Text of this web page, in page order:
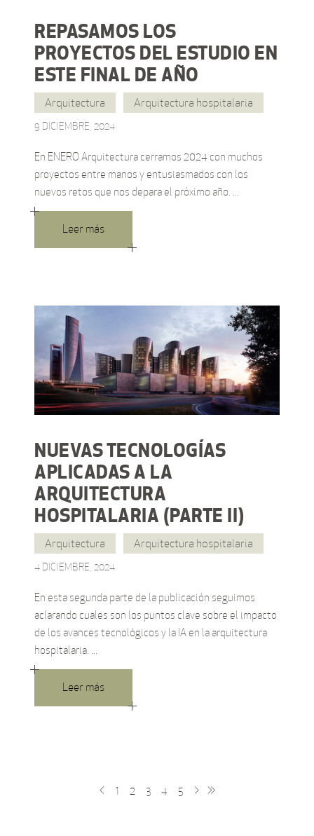
REPASAMOS LOS
PROYECTOS DEL ESTUDIO EN
ESTE FINAL DE AÑO
Arquitectura Arquitectura hospitalaria
9 DICIEMBRE, 2024
En ENERO Arquitectura cerramos 2024 con muchos
proyectos entre manos y entusiasmados con los
nuevos retos que nos depara el próximo año.
Leer más
NUEVAS TECNOLOGÍAS
APLICADAS A LA
ARQUITECTURA
HOSPITALARIA (PARTE II)
Arquitectura Arquitectura hospitalaria
4 DICIEMBRE, 2024
En esta segunda parte de la publicación seguimos
aclarando cuales son los puntos clave sobre el impacto
de los avances tecnológicos y la IA en la arquitectura
hospitalaria.
Leer más
1 2 3 4 5